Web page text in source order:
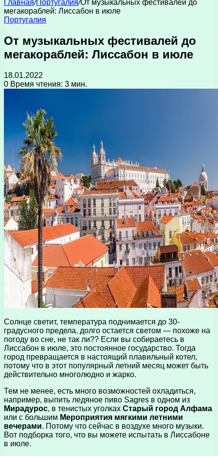
Главная/Португалия/От музыкальных фестивалей до
мегакораблей: Лиссабон в июле
Португалия
От музыкальных фестивалей до
мегакораблей: Лиссабон в июле
18.01.2022
0 Время чтения: 3 мин.
Солнце светит, температура поднимается до 30-
градусного предела, долго остается светом — похоже на
погоду во сне, не так ли?? Если вы собираетесь в
Лиссабон в июле, это постоянное государство. Тогда
город превращается в настоящий плавильный котел,
потому что в этот популярный летний месяц может быть
действительно многолюдно и жарко.
Тем не менее, есть много возможностей охладиться,
например, выпить ледяное пиво Sagres в одном из
Мирадурос, в тенистых уголках Старый город Алфама
или с большим Мероприятия мягкими летними
вечерами. Потому что сейчас в воздухе много музыки.
Вот подборка того, что вы можете испытать в Лиссабоне
в июле.